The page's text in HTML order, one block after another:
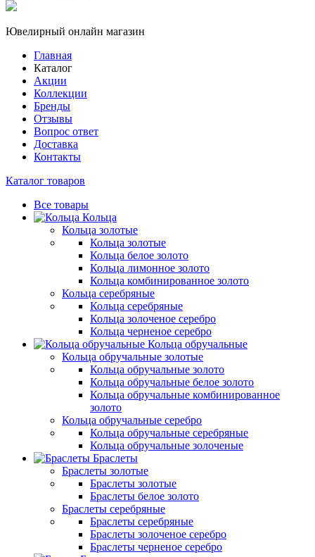
Ювелирный онлайн магазин
Главная
Каталог
Акции
Коллекции
Бренды
Отзывы
Вопрос ответ
Доставка
Контакты
Каталог товаров
Все товары
Кольца
Кольца золотые
Кольца золотые
Кольца белое золото
Кольца лимонное золото
Кольца комбинированное золото
Кольца серебряные
Кольца серебряные
Кольца золоченое серебро
Кольца черненое серебро
Кольца обручальные
Кольца обручальные золотые
Кольца обручальные золото
Кольца обручальные белое золото
Кольца обручальные комбинированное
золото
Кольца обручальные серебро
Кольца обручальные серебряные
Кольца обручальные золоченые
Браслеты
Браслеты золотые
Браслеты золотые
Браслеты белое золото
Браслеты серебряные
Браслеты cеребряные
Браслеты золоченое серебро
Браслеты черненое серебро